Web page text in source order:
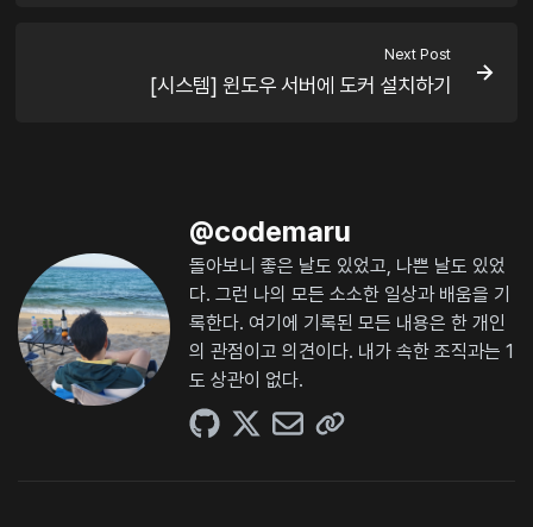
Next Post
[시스템] 윈도우 서버에 도커 설치하기
@codemaru
돌아보니 좋은 날도 있었고, 나쁜 날도 있었
다. 그런 나의 모든 소소한 일상과 배움을 기
록한다. 여기에 기록된 모든 내용은 한 개인
의 관점이고 의견이다. 내가 속한 조직과는 1
도 상관이 없다.